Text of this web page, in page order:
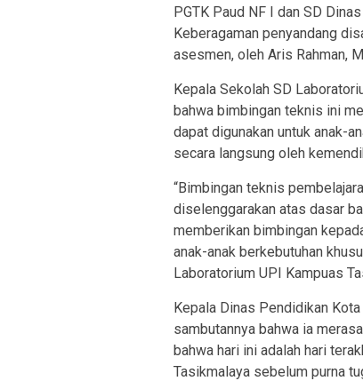
PGTK Paud NF I dan SD
Keberagaman penyandang
asesmen, oleh Aris Rahman,
Kepala Sekolah SD
bahwa bimbingan teknis ini
dapat digunakan untuk anak-
secara langsung oleh
“Bimbingan teknis
diselenggarakan atas dasar
memberikan bimbingan
anak-anak berkebutuhan
Laboratorium UPI Kampuas
Kepala Dinas Pendidikan
sambutannya bahwa ia
bahwa hari ini adalah hari
Tasikmalaya sebelum purna